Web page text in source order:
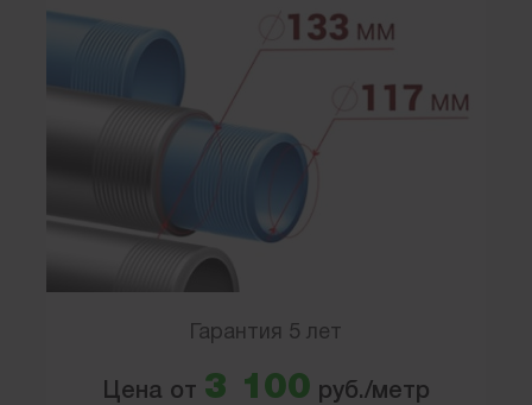
Гарантия 5 лет
Цена от 3 100 руб./метр